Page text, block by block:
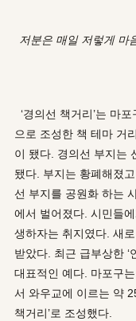
저분은 매일 저렇게 마
‘경의선 책거리’는 마
으로 조성한 책 테마 거
이 됐다. 경의선 부지는
됐다. 부지는 황폐해졌
선 부지를 공원화 하는
에서 벌어졌다. 시민들
생하자는 취지였다. 새
받았다. 최근 급부상한 ‘
대표적인 예다. 마포구
서 와우교에 이르는 약
책거리’로 조성했다.